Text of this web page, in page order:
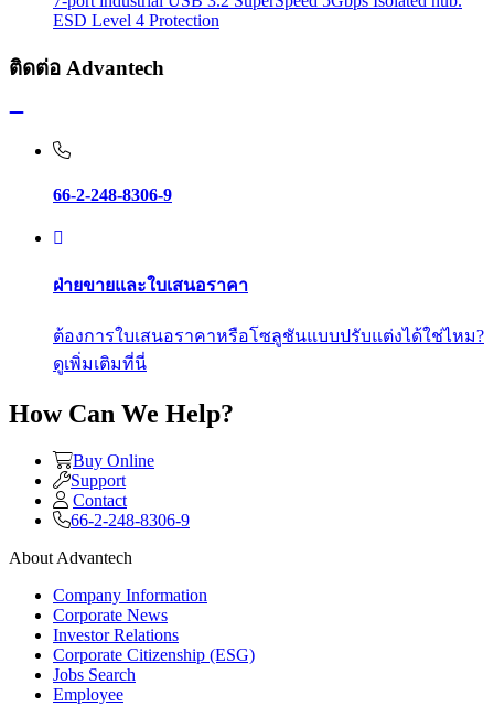
ESD Level 4 Protection
ติดต่อ Advantech
66-2-248-8306-9
ฝ่ายขายและใบเสนอราคา
ต้องการใบเสนอราคาหรือโซลูชันแบบปรับแต่งได้ใช่ไหม?
ดูเพิ่มเติมที่นี่
How Can We Help?
Buy Online
Support
Contact
66-2-248-8306-9
About Advantech
Company Information
Corporate News
Investor Relations
Corporate Citizenship (ESG)
Jobs Search
Employee